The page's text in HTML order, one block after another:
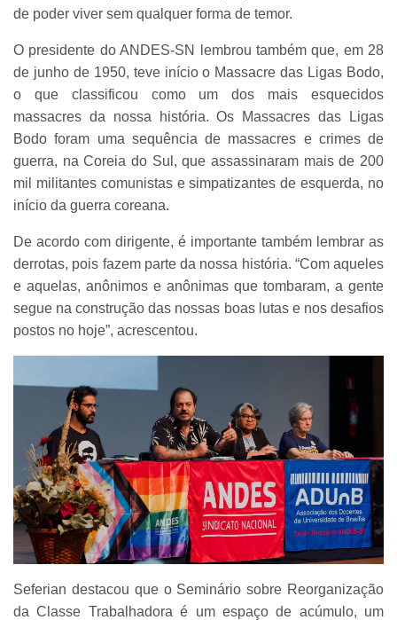
de poder viver sem qualquer forma de temor.
O presidente do ANDES-SN lembrou também que, em 28
de junho de 1950, teve início o Massacre das Ligas Bodo,
o que classificou como um dos mais esquecidos
massacres da nossa história. Os Massacres das Ligas
Bodo foram uma sequência de massacres e crimes de
guerra, na Coreia do Sul, que assassinaram mais de 200
mil militantes comunistas e simpatizantes de esquerda, no
início da guerra coreana.
De acordo com dirigente, é importante também lembrar as
derrotas, pois fazem parte da nossa história. “Com aqueles
e aquelas, anônimos e anônimas que tombaram, a gente
segue na construção das nossas boas lutas e nos desafios
postos no hoje”, acrescentou.
Seferian destacou que o Seminário sobre Reorganização
da Classe Trabalhadora é um espaço de acúmulo, um